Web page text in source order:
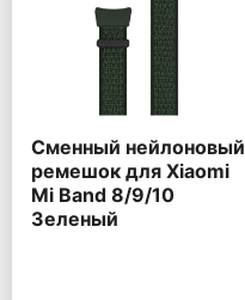
Сменный нейлоновый
ремешок для Xiaomi
Mi Band 8/9/10
Зеленый